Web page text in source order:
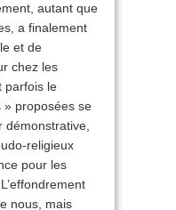
autant que
a finalement
et de
chez les
parfois le
» proposées se
démonstrative,
religieux
pour les
nous, mais